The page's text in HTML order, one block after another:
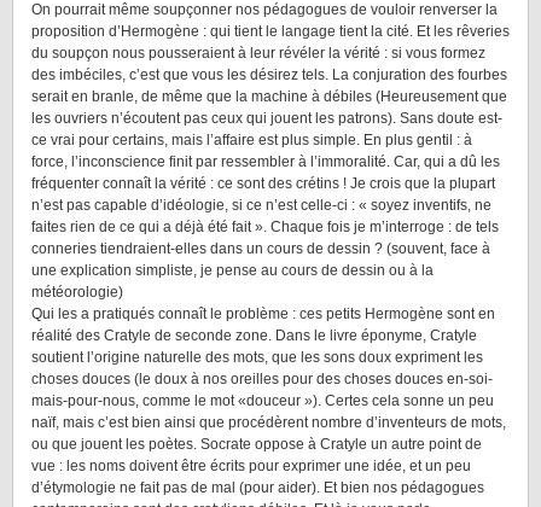
On pourrait même soupçonner nos pédagogues de vouloir renverser la
proposition d’Hermogène : qui tient le langage tient la cité. Et les rêveries
du soupçon nous pousseraient à leur révéler la vérité : si vous formez
des imbéciles, c’est que vous les désirez tels. La conjuration des fourbes
serait en branle, de même que la machine à débiles (Heureusement que
les ouvriers n’écoutent pas ceux qui jouent les patrons). Sans doute est-
ce vrai pour certains, mais l’affaire est plus simple. En plus gentil : à
force, l’inconscience finit par ressembler à l’immoralité. Car, qui a dû les
fréquenter connaît la vérité : ce sont des crétins ! Je crois que la plupart
n’est pas capable d’idéologie, si ce n’est celle-ci : « soyez inventifs, ne
faites rien de ce qui a déjà été fait ». Chaque fois je m’interroge : de tels
conneries tiendraient-elles dans un cours de dessin ? (souvent, face à
une explication simpliste, je pense au cours de dessin ou à la
météorologie)
Qui les a pratiqués connaît le problème : ces petits Hermogène sont en
réalité des Cratyle de seconde zone. Dans le livre éponyme, Cratyle
soutient l’origine naturelle des mots, que les sons doux expriment les
choses douces (le doux à nos oreilles pour des choses douces en-soi-
mais-pour-nous, comme le mot «douceur »). Certes cela sonne un peu
naïf, mais c’est bien ainsi que procédèrent nombre d’inventeurs de mots,
ou que jouent les poètes. Socrate oppose à Cratyle un autre point de
vue : les noms doivent être écrits pour exprimer une idée, et un peu
d’étymologie ne fait pas de mal (pour aider). Et bien nos pédagogues